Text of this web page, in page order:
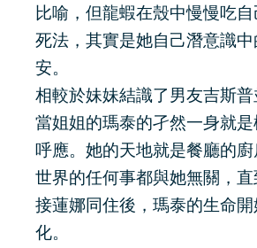
比喻，但龍蝦在殼中慢慢吃
死法，其實是她自己潛意識
安。
相較於妹妹結識了男友吉斯普
當姐姐的瑪泰的孑然一身就
呼應。她的天地就是餐廳的
世界的任何事都與她無關，
接蓮娜同住後，瑪泰的生命
化。